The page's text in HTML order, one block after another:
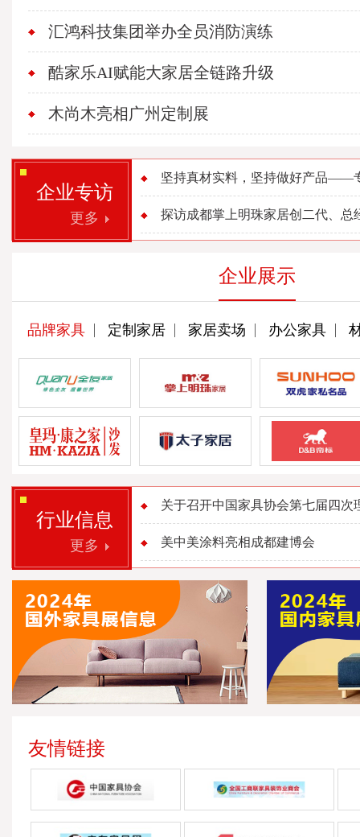
汇鸿科技集团举办全员消防演练
酷家乐AI赋能大家居全链路升级
木尚木亮相广州定制展
企业专访
更多
坚持真材实料，坚持做好产品——
探访成都掌上明珠家居创二代、总
企业展示
品牌家具 定制家居 家居卖场 办公家具
行业信息
更多
关于召开中国家具协会第七届四次
美中美涂料亮相成都建博会
友情链接